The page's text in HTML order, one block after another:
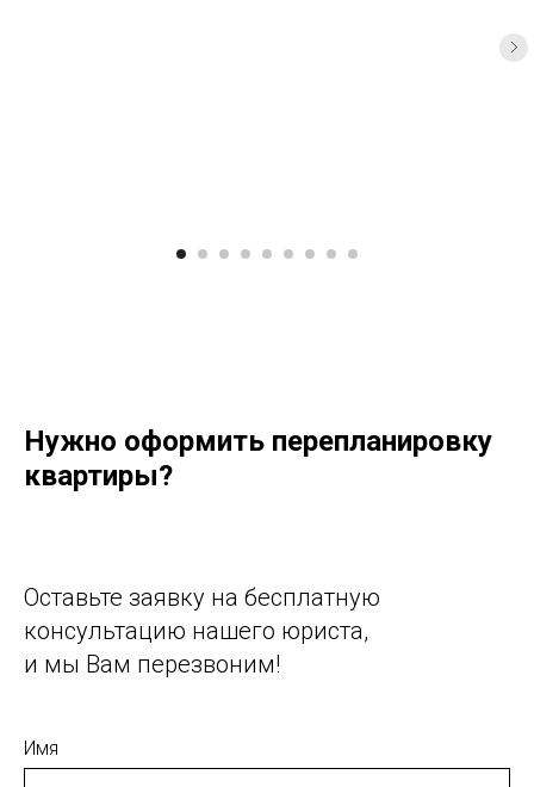
Нужно оформить перепланировку
квартиры?
Оставьте заявку на бесплатную
консультацию нашего юриста,
и мы Вам перезвоним!
Имя